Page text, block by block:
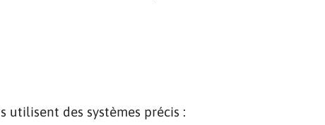
utilisent des systèmes précis :